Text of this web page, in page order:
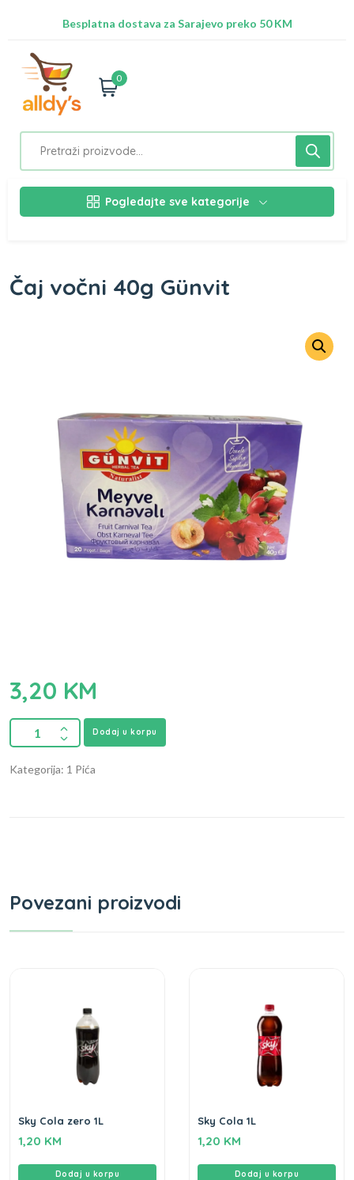
Besplatna dostava za Sarajevo preko 50 KM
0
Pogledajte sve kategorije
Čaj vočni 40g Günvit
3,20 KM
Dodaj u korpu
Kategorija: 1 Pića
Povezani proizvodi
Sky Cola zero 1L
1,20 KM
Dodaj u korpu
Sky Cola 1L
1,20 KM
Dodaj u korpu